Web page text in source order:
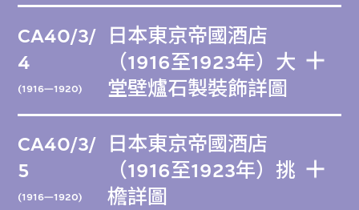
CA40/3/
4
(1916—1920)
日本東京帝國酒店
（1916至1923年）大
堂壁爐石製裝飾詳圖
CA40/3/
5
(1916—1920)
日本東京帝國酒店
（1916至1923年）挑
檐詳圖